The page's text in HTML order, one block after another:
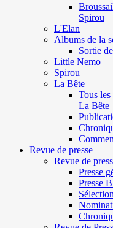
Spirou
L'Elan
Albums de la
Sortie
Little Nemo
Spirou
La Bête
Tous les
La Bête
Revue de presse
Revue de
Presse
Presse